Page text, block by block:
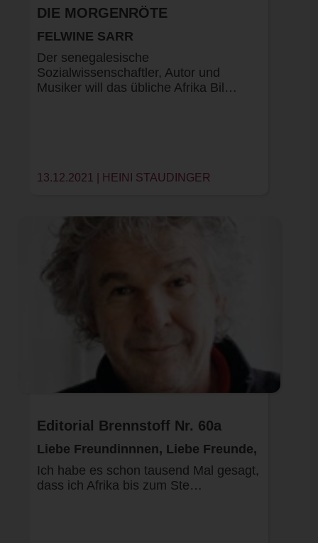
DIE MORGENRÖTE
FELWINE SARR
Der senegalesische
Sozialwissenschaftler, Autor und
Musiker will das übliche Afrika Bil…
13.12.2021 | HEINI STAUDINGER
Editorial Brennstoff Nr. 60a
Liebe Freundinnnen, Liebe Freunde,
Ich habe es schon tausend Mal gesagt,
dass ich Afrika bis zum Ste…